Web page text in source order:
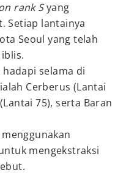
rank Syang
Setiap lantainya
Seoul yang telah
hadapi selama di
Cerberus (Lantai
75), serta Baran
mengekstraksi